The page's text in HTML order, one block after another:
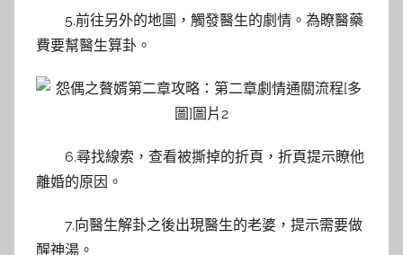
5.前往另外的地圖，觸發醫生的劇情。為瞭醫藥
費要幫醫生算卦。
6.尋找線索，查看被撕掉的折頁，折頁提示瞭他
離婚的原因。
7.向醫生解卦之後出現醫生的老婆，提示需要做
醒神湯。